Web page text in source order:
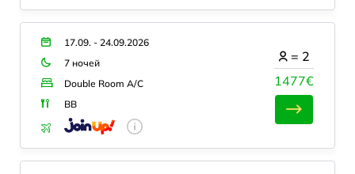
17.09. - 24.09.2026
7 ночей
Double Room A/C
BB
1477€
= 2